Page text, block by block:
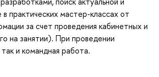
практических мастер-классах от
за счет проведения кабинетных и
на занятии). При проведении
и командная работа.